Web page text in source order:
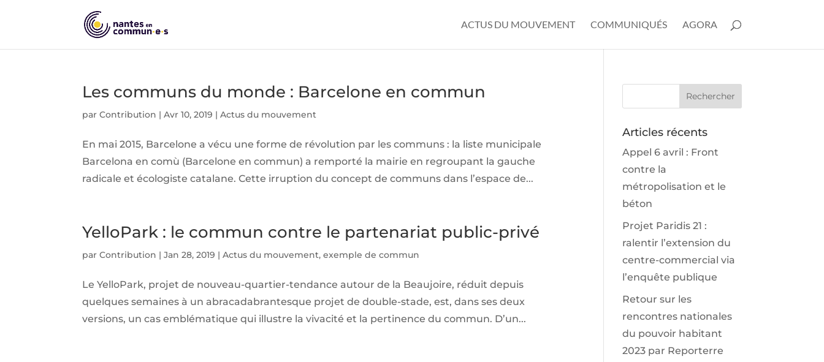
ACTUS DU MOUVEMENT COMMUNIQUÉS AGORA
Les communs du monde : Barcelone en commun
parContribution |Avr 10, 2019 |Actus du mouvement
En mai 2015, Barcelone a vécu une forme de révolution par les communs : la liste municipale
Barcelona en comù (Barcelone en commun) a remporté la mairie en regroupant la gauche
radicale et écologiste catalane. Cette irruption du concept de communs dans l’espace de...
YelloPark : le commun contre le partenariat public-privé
parContribution |Jan 28, 2019 |Actus du mouvement,exemple de commun
Le YelloPark, projet de nouveau-quartier-tendance autour de la Beaujoire, réduit depuis
quelques semaines à un abracadabrantesque projet de double-stade, est, dans ses deux
versions, un cas emblématique qui illustre la vivacité et la pertinence du commun. D’un...
Articles récents
Appel 6 avril : Front
contre la
métropolisation et le
béton
Projet Paridis 21 :
ralentir l’extension du
centre-commercial via
l’enquête publique
Retour sur les
rencontres nationales
du pouvoir habitant
2023 par Reporterre